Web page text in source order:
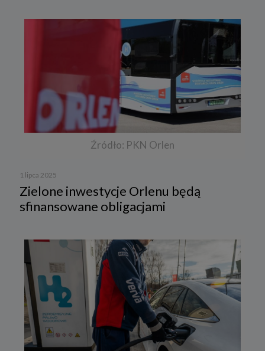
Źródło: PKN Orlen
1 lipca 2025
Zielone inwestycje Orlenu będą
sfinansowane obligacjami